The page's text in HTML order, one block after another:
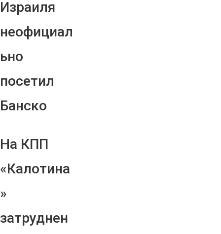
Израиля
неофициал
ьно
посетил
Банско
На КПП
«Калотина
»
затруднен